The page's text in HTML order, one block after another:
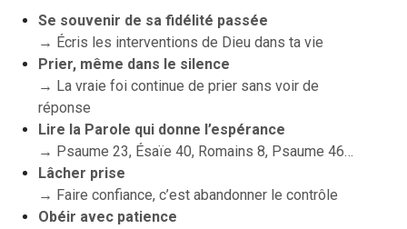
Se souvenir de sa fidélité passée
→ Écris les interventions de Dieu dans ta vie
Prier, même dans le silence
→ La vraie foi continue de prier sans voir de
réponse
Lire la Parole qui donne l’espérance
→ Psaume 23, Ésaïe 40, Romains 8, Psaume 46…
Lâcher prise
→ Faire confiance, c’est abandonner le contrôle
Obéir avec patience